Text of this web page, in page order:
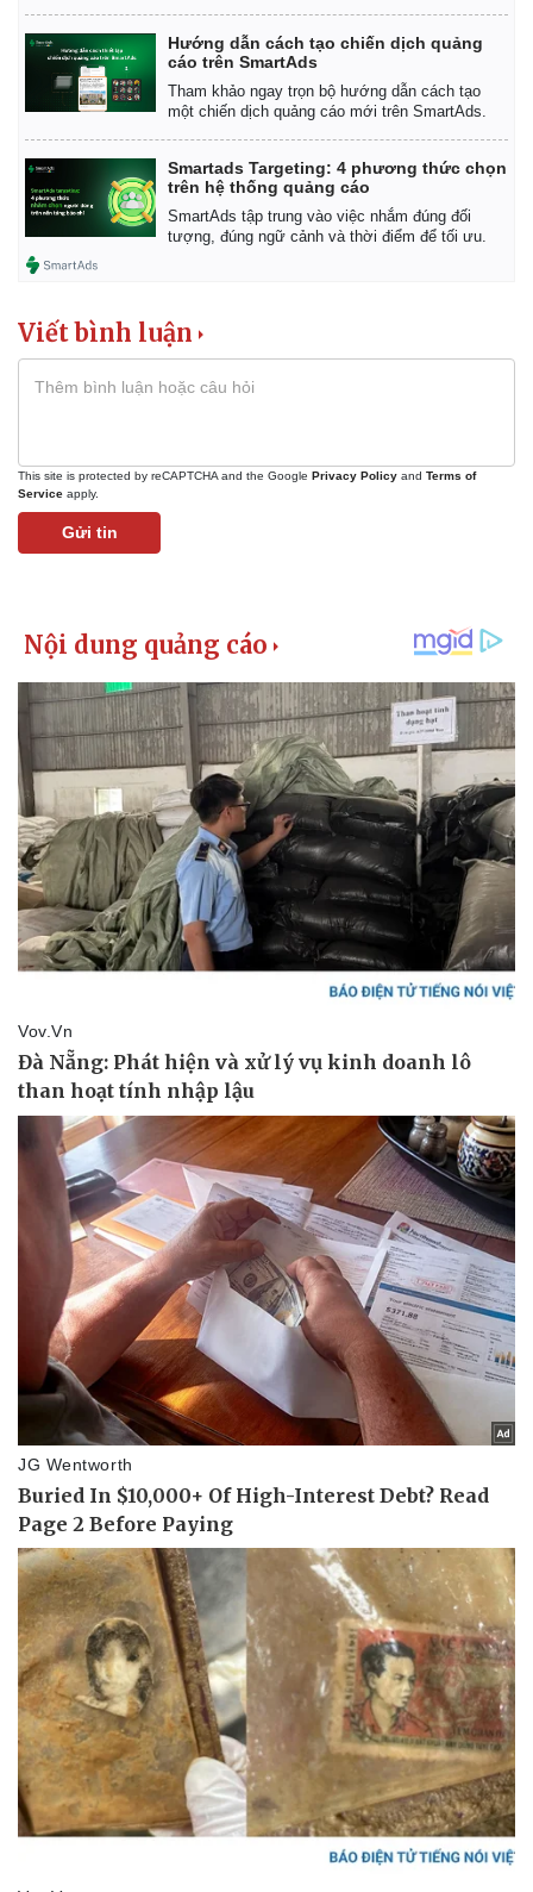
Pháp luật
Vụ án
Tin nóng
Tư vấn luật
Vũ khí
Phân tích
Hướng dẫn cách tạo chiến dịch quảng
cáo trên SmartAds
Tham khảo ngay trọn bộ hướng dẫn cách tạo
một chiến dịch quảng cáo mới trên SmartAds.
Smartads Targeting: 4 phương thức chọn
trên hệ thống quảng cáo
SmartAds tập trung vào việc nhắm đúng đối
tượng, đúng ngữ cảnh và thời điểm để tối ưu.
Viết bình luận
This site is protected by reCAPTCHA and the Google Privacy Policy and Terms of
Service apply.
Gửi tin